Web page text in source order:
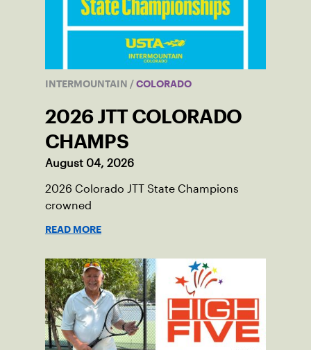
INTERMOUNTAIN / COLORADO
2026 JTT COLORADO
CHAMPS
August 04, 2026
2026 Colorado JTT State Champions
crowned
READ MORE